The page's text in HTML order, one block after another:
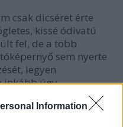
Information
csak dicséret érte
kissé ódivatú
fel, de a több
sem nyerte
legyen
inkább úgy
kicsit
és